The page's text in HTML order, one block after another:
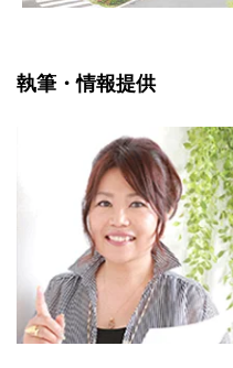
執筆・情報提供